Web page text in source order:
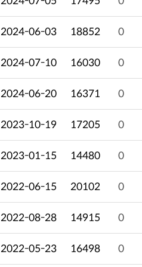
2024-06-03 18852 0
2024-07-10 16030 0
2024-06-20 16371 0
2023-10-19 17205 0
2023-01-15 14480 0
2022-06-15 20102 0
2022-08-28 14915 0
2022-05-23 16498 0